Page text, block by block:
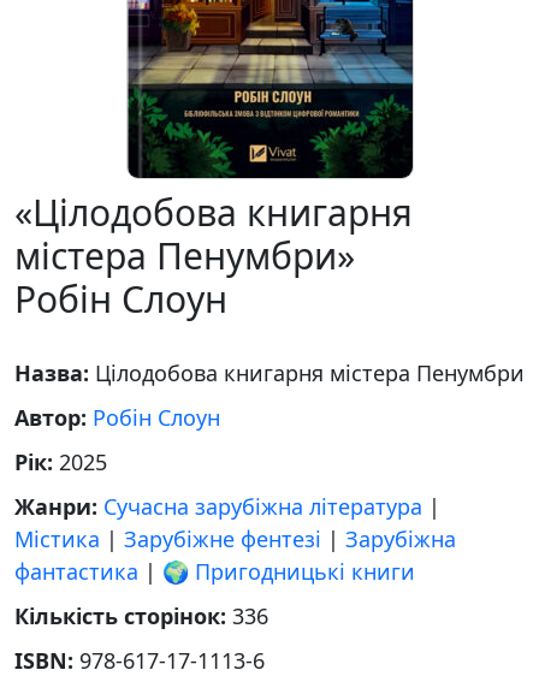
«Цілодобова книгарня
містера Пенумбри»
Робін Слоун
Назва: Цілодобова книгарня містера Пенумбри
Автор: Робін Слоун
Рік: 2025
Жанри: Сучасна зарубіжна література |
Містика | Зарубіжне фентезі | Зарубіжна
фантастика | 🌍 Пригодницькі книги
Кількість сторінок: 336
ISBN: 978-617-17-1113-6